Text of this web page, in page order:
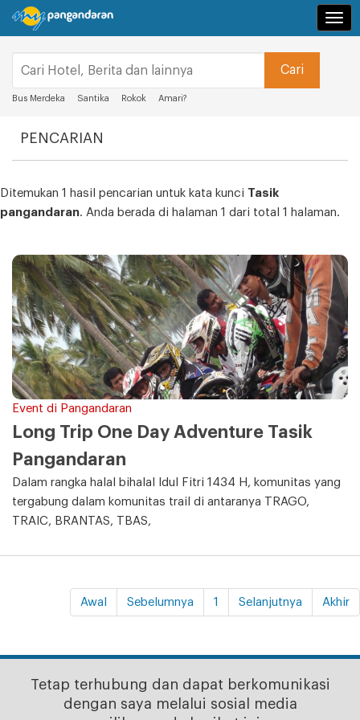
Bus Merdeka Santika Rokok Amari?
PENCARIAN
Ditemukan 1 hasil pencarian untuk kata kunci Tasik
pangandaran. Anda berada di halaman 1 dari total 1 halaman.
Event di Pangandaran
Long Trip One Day Adventure Tasik
Pangandaran
Dalam rangka halal bihalal Idul Fitri 1434 H, komunitas yang
tergabung dalam komunitas trail di antaranya TRAGO,
TRAIC, BRANTAS, TBAS,
Awal Sebelumnya 1 Selanjutnya Akhir
Tetap terhubung dan dapat berkomunikasi
dengan saya melalui sosial media